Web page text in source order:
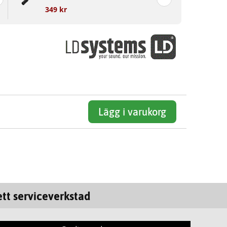
349 kr
Lägg i varukorg
serviceverkstad